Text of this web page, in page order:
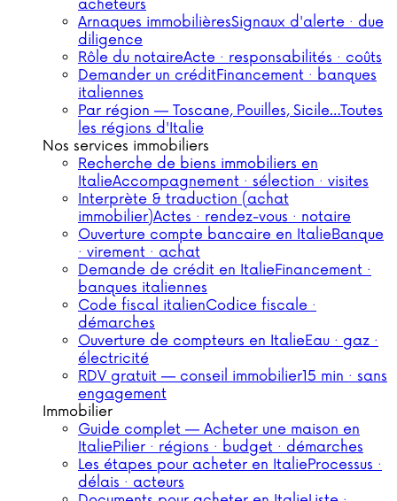
acheteurs
Arnaques immobilièresSignaux d'alerte · due
diligence
Rôle du notaireActe · responsabilités · coûts
Demander un créditFinancement · banques
italiennes
Par région — Toscane, Pouilles, Sicile…Toutes
les régions d'Italie
Nos services immobiliers
Recherche de biens immobiliers en
ItalieAccompagnement · sélection · visites
Interprète & traduction (achat
immobilier)Actes · rendez-vous · notaire
Ouverture compte bancaire en ItalieBanque
· virement · achat
Demande de crédit en ItalieFinancement ·
banques italiennes
Code fiscal italienCodice fiscale ·
démarches
Ouverture de compteurs en ItalieEau · gaz ·
électricité
RDV gratuit — conseil immobilier15 min · sans
engagement
Immobilier
Guide complet — Acheter une maison en
ItaliePilier · régions · budget · démarches
Les étapes pour acheter en ItalieProcessus ·
délais · acteurs